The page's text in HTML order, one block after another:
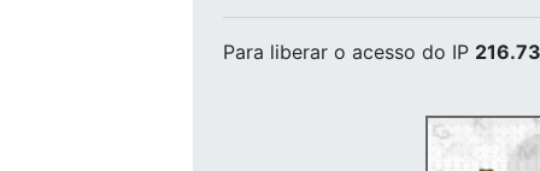
Para liberar o acesso do IP